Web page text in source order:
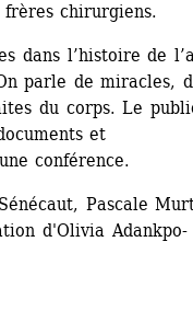
chirurgiens.
dans l’histoire de
parle de miracles,
du corps. Le
et
conférence.
Pascale
d'Olivia Adankpo-